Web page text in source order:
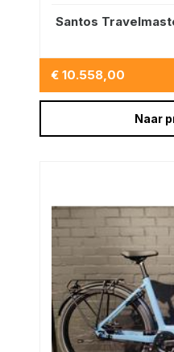
Santos
€ 10.558,00
Naar